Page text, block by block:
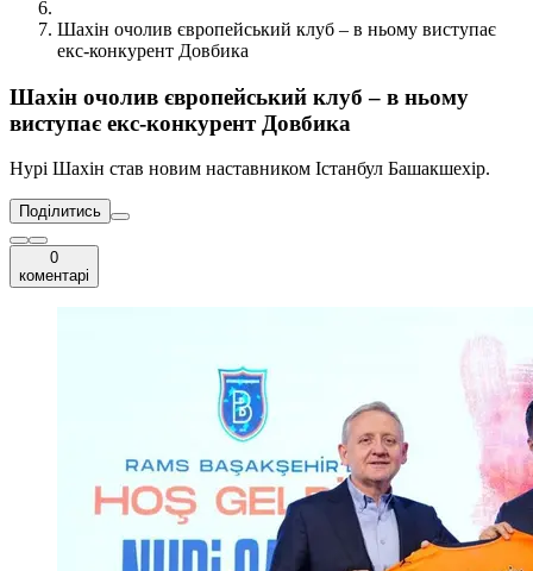
Шахін очолив європейський клуб – в ньому виступає
екс-конкурент Довбика
Шахін очолив європейський клуб – в ньому
виступає екс-конкурент Довбика
Нурі Шахін став новим наставником Істанбул Башакшехір.
Поділитись
0
коментарі